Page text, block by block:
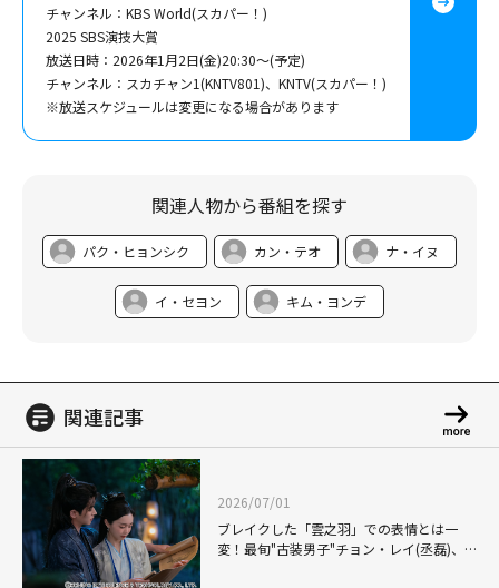
チャンネル：KBS World(スカパー！)
2025 SBS演技大賞
放送日時：2026年1月2日(金)20:30～(予定)
チャンネル：スカチャン1(KNTV801)、KNTV(スカパー！)
※放送スケジュールは変更になる場合があります
関連人物から番組を探す
パク・ヒョンシク カン・テオ ナ・イヌ
イ・セヨン キム・ヨンデ
関連記事
2026/07/01
ブレイクした「雲之羽」での表情とは一
変！最旬"古装男子"チョン・レイ(丞磊)、